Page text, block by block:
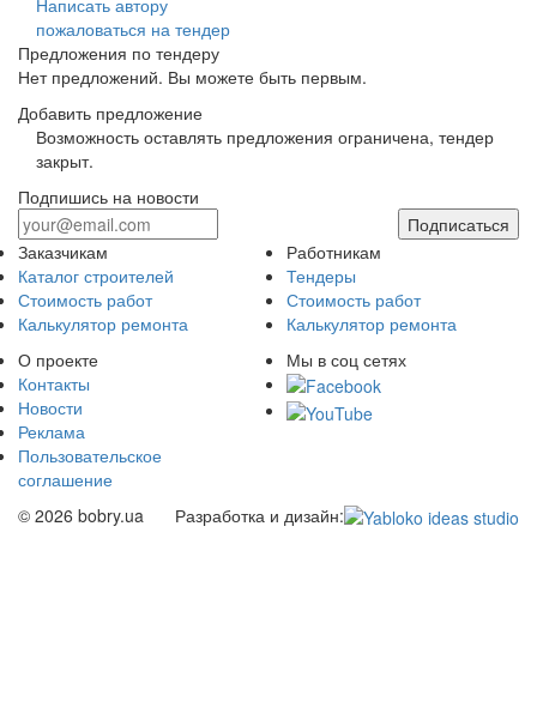
Написать автору
пожаловаться на тендер
Предложения по тендеру
Нет предложений. Вы можете быть первым.
Добавить предложение
Возможность оставлять предложения ограничена, тендер
закрыт.
Подпишись на новости
Подписаться
Заказчикам
Каталог строителей
Стоимость работ
Калькулятор ремонта
Работникам
Тендеры
Стоимость работ
Калькулятор ремонта
О проекте
Контакты
Новости
Реклама
Пользовательское
соглашение
Мы в соц сетях
© 2026 bobry.ua Разработка и дизайн: